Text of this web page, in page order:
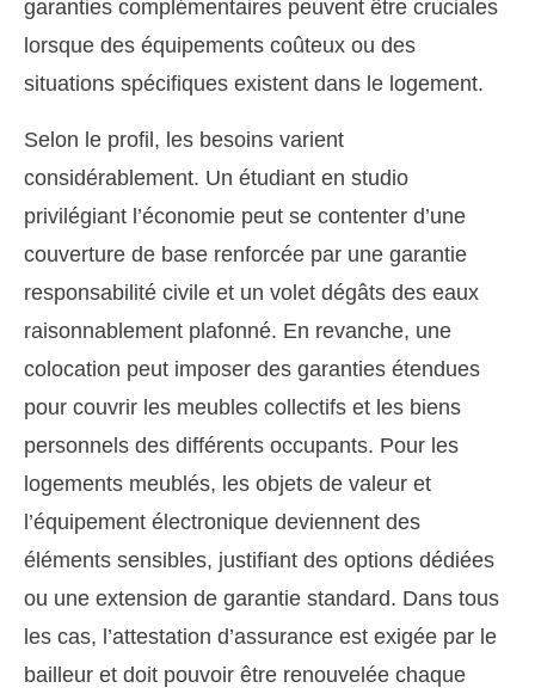
garanties complémentaires peuvent être cruciales
lorsque des équipements coûteux ou des
situations spécifiques existent dans le logement.
Selon le profil, les besoins varient
considérablement. Un étudiant en studio
privilégiant l’économie peut se contenter d’une
couverture de base renforcée par une garantie
responsabilité civile et un volet dégâts des eaux
raisonnablement plafonné. En revanche, une
colocation peut imposer des garanties étendues
pour couvrir les meubles collectifs et les biens
personnels des différents occupants. Pour les
logements meublés, les objets de valeur et
l’équipement électronique deviennent des
éléments sensibles, justifiant des options dédiées
ou une extension de garantie standard. Dans tous
les cas, l’attestation d’assurance est exigée par le
bailleur et doit pouvoir être renouvelée chaque